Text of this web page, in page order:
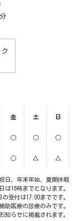
ク
金 土 日
○ ○ ○
○ △ △
日、年末年始、夏期休暇
16時までとなります。
受付は17:00までです。
助医療の診療のみです。
知らせに掲載されます。